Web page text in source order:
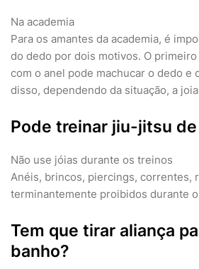
Na academia
Para os amantes da academia, é
do dedo por dois motivos. O
com o anel pode machucar o dedo e
disso, dependendo da situação, a
Pode treinar jiu-jitsu de
Não use jóias durante os treinos
Anéis, brincos, piercings, correntes,
terminantemente proibidos durante
Tem que tirar aliança
banho?